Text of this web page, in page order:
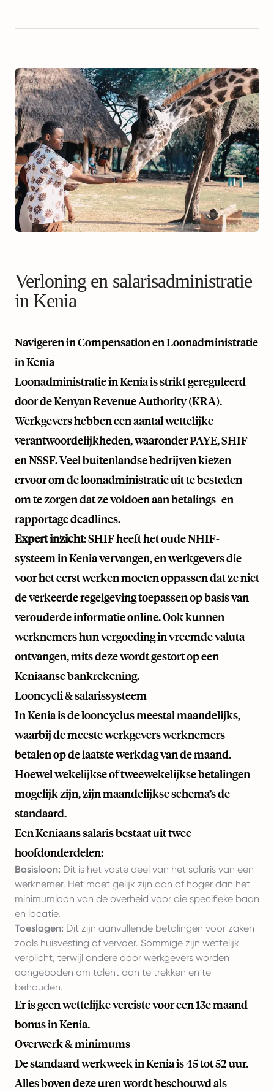
Verloning en salarisadministratie
in Kenia
Navigeren in Compensation en Loonadministratie
in Kenia
Loonadministratie in Kenia is strikt gereguleerd
door de Kenyan Revenue Authority (KRA).
Werkgevers hebben een aantal wettelijke
verantwoordelijkheden, waaronder PAYE, SHIF
en NSSF. Veel buitenlandse bedrijven kiezen
ervoor om de loonadministratie uit te besteden
om te zorgen dat ze voldoen aan betalings- en
rapportage deadlines.
Expert inzicht: SHIF heeft het oude NHIF-
systeem in Kenia vervangen, en werkgevers die
voor het eerst werken moeten oppassen dat ze niet
de verkeerde regelgeving toepassen op basis van
verouderde informatie online. Ook kunnen
werknemers hun vergoeding in vreemde valuta
ontvangen, mits deze wordt gestort op een
Keniaanse bankrekening.
Looncycli & salarissysteem
In Kenia is de looncyclus meestal maandelijks,
waarbij de meeste werkgevers werknemers
betalen op de laatste werkdag van de maand.
Hoewel wekelijkse of tweewekelijkse betalingen
mogelijk zijn, zijn maandelijkse schema’s de
standaard.
Een Keniaans salaris bestaat uit twee
hoofdonderdelen:
Basisloon: Dit is het vaste deel van het salaris van een
werknemer. Het moet gelijk zijn aan of hoger dan het
minimumloon van de overheid voor die specifieke baan
en locatie.
Toeslagen: Dit zijn aanvullende betalingen voor zaken
zoals huisvesting of vervoer. Sommige zijn wettelijk
verplicht, terwijl andere door werkgevers worden
aangeboden om talent aan te trekken en te
behouden.
Er is geen wettelijke vereiste voor een 13e maand
bonus in Kenia.
Overwerk & minimums
De standaard werkweek in Kenia is 45 tot 52 uur.
Alles boven deze uren wordt beschouwd als